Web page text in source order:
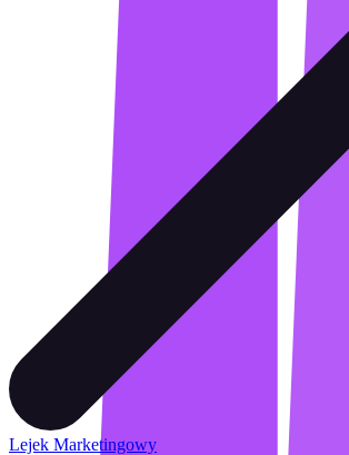
Lejek Marketingowy